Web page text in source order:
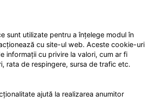
sunt utilizate pentru a înțelege modul în
cu site-ul web. Aceste cookie-uri
informații cu privire la valori, cum ar fi
rata de respingere, sursa de trafic etc.
ajută la realizarea anumitor